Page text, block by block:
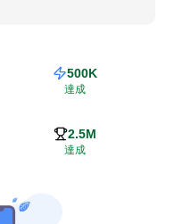
500K
達成
2.5M
達成